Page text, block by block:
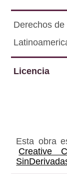
Derechos
Licencia
Esta obra
Creative